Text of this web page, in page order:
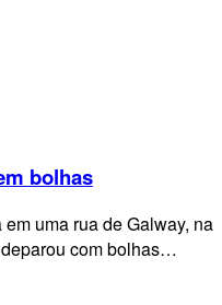
bolhas
uma rua de Galway, na
com bolhas…